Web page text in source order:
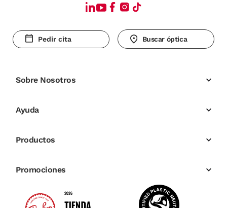
Pedir cita Buscar óptica
Sobre Nosotros
Ayuda
Productos
Promociones